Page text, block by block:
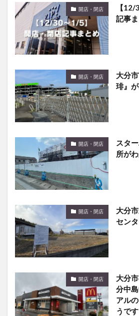
開店・閉店
【
記事
開店・閉店
大分
琲』
開店・閉店
スタ
所が
開店・閉店
大分
セン
開店・閉店
大分
分中
アル
うです